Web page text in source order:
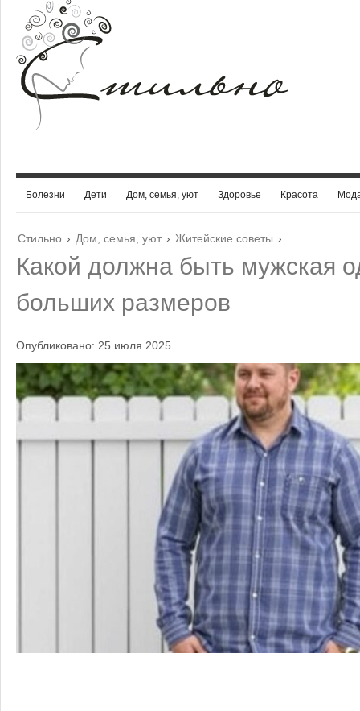
Болезни Дети Дом, семья, уют Здоровье Красота
Стильно › Дом, семья, уют › Житейские советы ›
Какой должна быть мужская
больших размеров
Опубликовано: 25 июля 2025